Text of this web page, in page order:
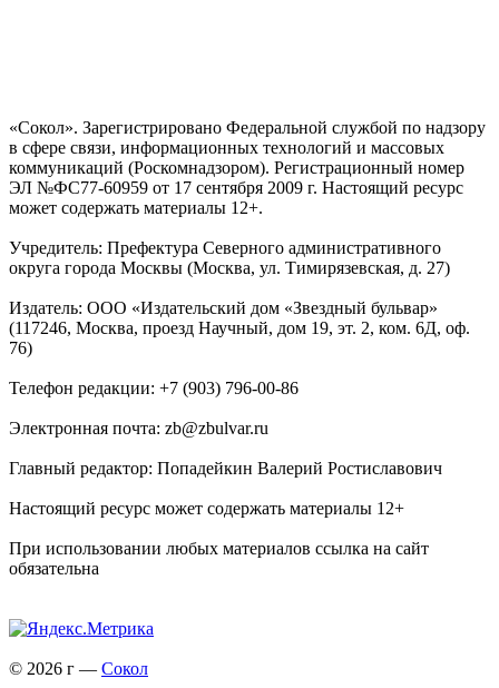
«Сокол». Зарегистрировано Федеральной службой по надзору
в сфере связи, информационных технологий и массовых
коммуникаций (Роскомнадзором). Регистрационный номер
ЭЛ №ФС77-60959 от 17 сентября 2009 г. Настоящий ресурс
может содержать материалы 12+.
Учредитель: Префектура Северного административного
округа города Москвы (Москва, ул. Тимирязевская, д. 27)
Издатель: ООО «Издательский дом «Звездный бульвар»
(117246, Москва, проезд Научный, дом 19, эт. 2, ком. 6Д, оф.
76)
Телефон редакции: +7 (903) 796-00-86
Электронная почта: zb@zbulvar.ru
Главный редактор: Попадейкин Валерий Ростиславович
Настоящий ресурс может содержать материалы 12+
При использовании любых материалов ссылка на сайт
обязательна
© 2026 г — Сокол